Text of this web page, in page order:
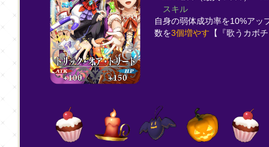
スキル
自身の弱体成功率を10%アッ
数を3個増やす 【『歌うカボ